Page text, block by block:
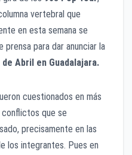
vertebral que
en esta semana se
prensa para dar anunciar la
de Abril en Guadalajara.
cuestionados en más
que se
precisamente en las
los integrantes. Pues en